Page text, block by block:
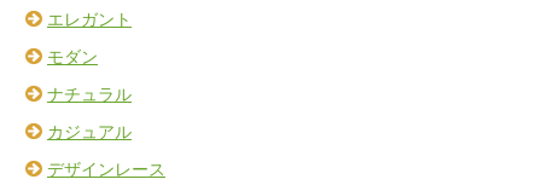
エレガント
モダン
ナチュラル
カジュアル
デザインレース